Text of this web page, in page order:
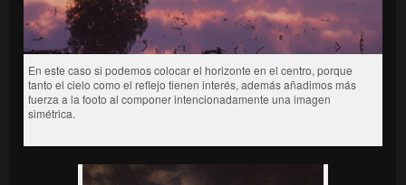
En este caso si podemos colocar el horizonte en el centro, porque
tanto el cielo como el reflejo tienen interés, además añadimos más
fuerza a la footo al componer intencionadamente una imagen
simétrica.